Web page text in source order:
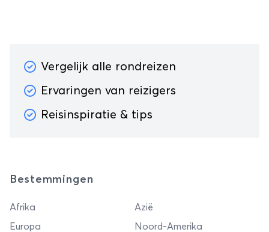
Vergelijk alle rondreizen
Ervaringen van reizigers
Reisinspiratie & tips
Bestemmingen
Afrika
Azië
Europa
Noord-Amerika